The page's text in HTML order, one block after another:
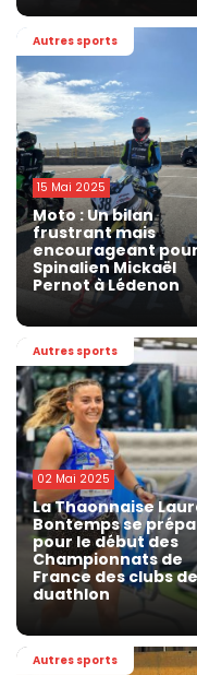
Autres sports
15 Mai 2025
Moto : Un bilan
frustrant mais
encourageant
Spinalien Mickaël
Pernot à Lédenon
Autres sports
02 Mai 2025
La Thaonnaise
Bontemps se
pour le début des
Championnats de
France des clubs de
duathlon
Autres sports